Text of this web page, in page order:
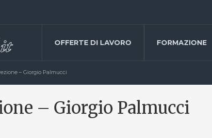
OFFERTE DI LAVORO FORMAZIONE
– Giorgio Palmucci
– Giorgio Palmucci